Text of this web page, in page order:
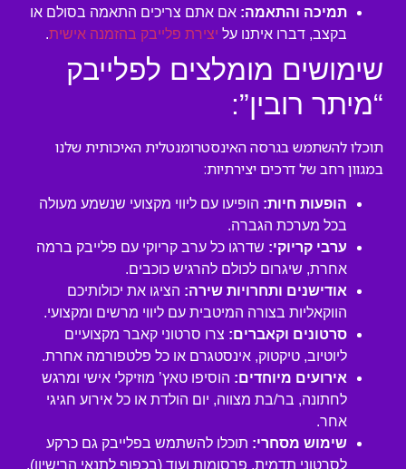
תמיכה והתאמה: אם אתם צריכים התאמה בסולם או
בקצב, דברו איתנו על יצירת פלייבק בהזמנה אישית.
שימושים מומלצים לפלייבק
“מיתר רובין”:
תוכלו להשתמש בגרסה האינסטרומנטלית האיכותית שלנו
במגוון רחב של דרכים יצירתיות:
הופעות חיות: הופיעו עם ליווי מקצועי שנשמע מעולה
בכל מערכת הגברה.
ערבי קריוקי: שדרגו כל ערב קריוקי עם פלייבק ברמה
אחרת, שיגרום לכולם להרגיש כוכבים.
אודישנים ותחרויות שירה: הציגו את יכולותיכם
הווקאליות בצורה המיטבית עם ליווי מרשים ומקצועי.
סרטונים וקאברים: צרו סרטוני קאבר מקצועיים
ליוטיוב, טיקטוק, אינסטגרם או כל פלטפורמה אחרת.
אירועים מיוחדים: הוסיפו טאץ’ מוזיקלי אישי ומרגש
לחתונה, בר/בת מצווה, יום הולדת או כל אירוע חגיגי
אחר.
שימוש מסחרי: תוכלו להשתמש בפלייבק גם כרקע
לסרטוני תדמית, פרסומות ועוד (בכפוף לתנאי הרישיון).